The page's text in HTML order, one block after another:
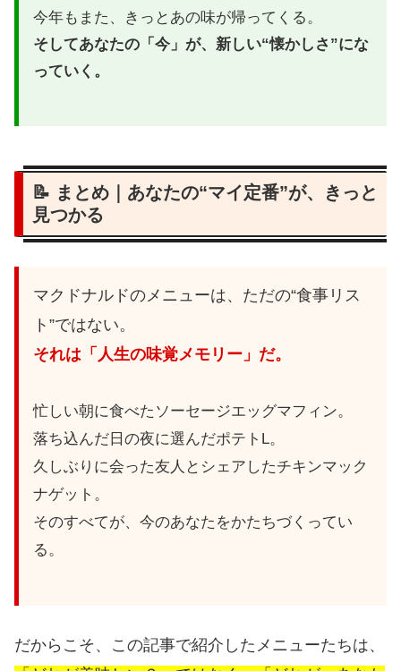
今年もまた、きっとあの味が帰ってくる。
そしてあなたの「今」が、新しい“懐かしさ”にな
っていく。
📝 まとめ｜あなたの“マイ定番”が、きっと
見つかる
マクドナルドのメニューは、ただの“食事リス
ト”ではない。
それは「人生の味覚メモリー」だ。
忙しい朝に食べたソーセージエッグマフィン。
落ち込んだ日の夜に選んだポテトL。
久しぶりに会った友人とシェアしたチキンマック
ナゲット。
そのすべてが、今のあなたをかたちづくってい
る。
だからこそ、この記事で紹介したメニューたちは、